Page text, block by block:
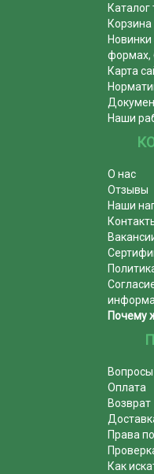
Каталог
Корзина
формах,
Карта
Наши
О нас
Отзывы
Наши
Почему
Оплата
Возврат
Права
Как